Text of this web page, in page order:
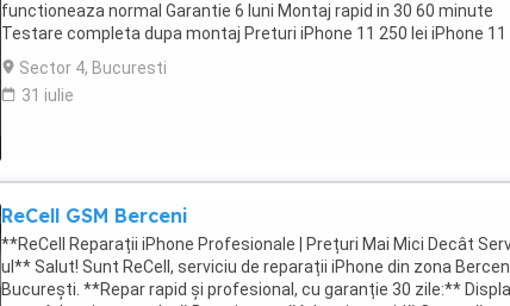
functioneaza normal Garantie 6 luni Montaj rapid in 30 60 minute
Testare completa dupa montaj Preturi iPhone 11 250 lei iPhone 11
280 lei iPhone 11 Pro Max 300 lei Optiune mai ieftina cu mesaj de la
lei Bucuresti predare personala sau prin curier Contact prin mesaj
telefon pentru programare
Sector 4, Bucuresti
31 iulie
ReCell GSM Berceni
**ReCell Reparații iPhone Profesionale | Prețuri Mai Mici Decât
ul** Salut! Sunt ReCell, serviciu de reparații iPhone din zona
București. **Repar rapid și profesional, cu garanție 30 zile:**